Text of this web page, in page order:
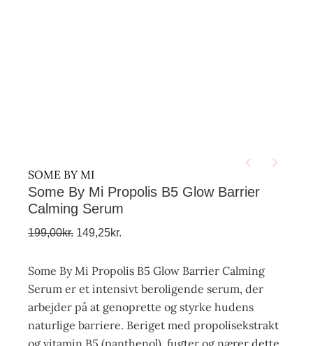
SOME BY MI
Some By Mi Propolis B5 Glow Barrier
Calming Serum
199,00kr. 149,25kr.
Some By Mi Propolis B5 Glow Barrier Calming
Serum er et intensivt beroligende serum, der
arbejder på at genoprette og styrke hudens
naturlige barriere. Beriget med propolisekstrakt
og vitamin B5 (panthenol), fugter og nærer dette